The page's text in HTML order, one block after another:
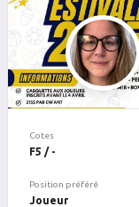
Cotes
F5 / -
Position préféré
Joueur